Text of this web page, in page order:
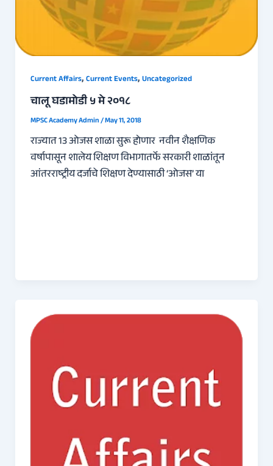
Current Affairs,Current Events,Uncategorized
चालू घडामोडी ५ मे २०१८
MPSC Academy Admin/May 11, 2018
राज्यात 13 ओजस शाळा सुरू होणार नवीन शैक्षणिक
वर्षापासून शालेय शिक्षण विभागातर्फे सरकारी शाळांतून
आंतरराष्ट्रीय दर्जाचे शिक्षण देण्यासाठी ‘ओजस’ या